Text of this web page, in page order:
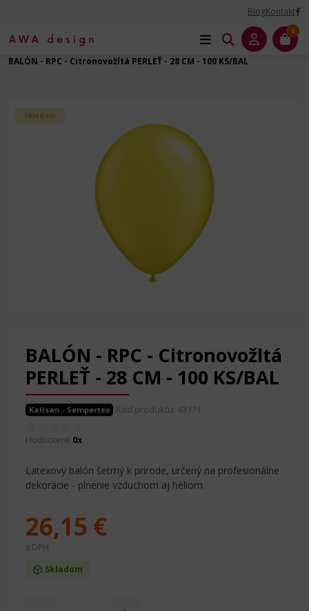
BlogKontakt
0
Balóny dekoračné
Guľatý - 11" - 28 cm
BALÓN - RPC - Citronovožltá PERLEŤ - 28 CM - 100 KS/BAL
Skladom
BALÓN - RPC - Citronovožltá
PERLEŤ - 28 CM - 100 KS/BAL
Kalisan - Sempertex Kód produktu: 43771
Hodnotené 0x
Latexový balón šetrný k prírode, určený na profesionálne
dekorácie - plnenie vzduchom aj héliom.
Skladom
26,15 €
s DPH